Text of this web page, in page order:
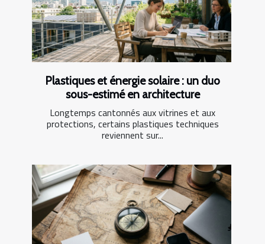
Plastiques et énergie solaire : un duo
sous-estimé en architecture
Longtemps cantonnés aux vitrines et aux
protections, certains plastiques techniques
reviennent sur...